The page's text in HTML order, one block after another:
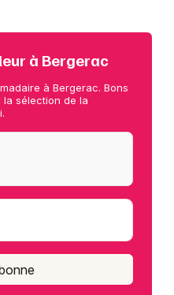
à Bergerac
à Bergerac. Bons
la sélection de la